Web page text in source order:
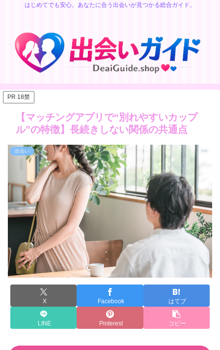
はじめてでも安心。あなたに合う出会いが見つかる総合ガイド。
PR 18禁
【マッチングアプリで“別れやすいカップ
ル”の特徴】長続きしない関係の共通点
出会い
X Facebook はてブ
LINE Pinterest コピー